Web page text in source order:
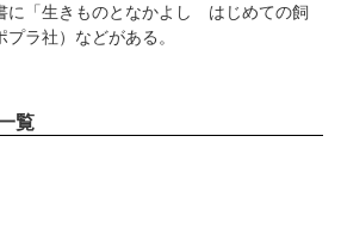
に「生きものとなかよし はじめての飼
ラ社）などがある。
覧